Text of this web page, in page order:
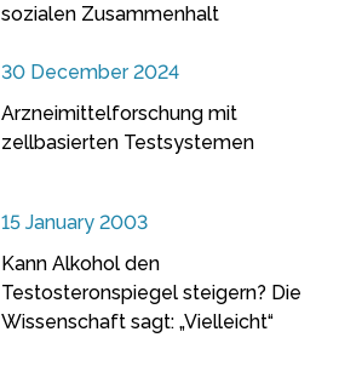
sozialen Zusammenhalt
30 December 2024
Arzneimittelforschung mit
zellbasierten Testsystemen
15 January 2003
Kann Alkohol den
Testosteronspiegel steigern? Die
Wissenschaft sagt: „Vielleicht“